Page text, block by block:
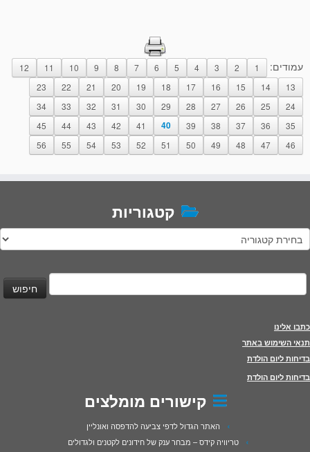
עמודים: 1
2
3
4
5
6
7
8
9
10
11
12
13
14
15
16
17
18
19
20
21
22
23
24
25
26
27
28
29
30
31
32
33
34
35
36
37
38
39
40
41
42
43
44
45
46
47
48
49
50
51
52
53
54
55
56
קטגוריות
קטגוריות
כתבו אלינו
תנאי השימוש באתר
בדיחות ליום הולדת
בדיחות ליום הולדת
קישורים מומלצים
האתר הגדול לדפי צביעה להדפסה ואונליין
טריוויה קידס – מבחר ענק של חידונים לקטנים ולגדולים